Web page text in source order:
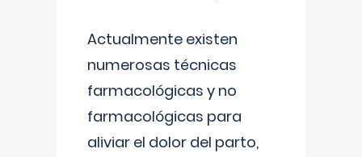
Actualmente existen
numerosas técnicas
farmacológicas y no
farmacológicas para
aliviar el dolor del parto,